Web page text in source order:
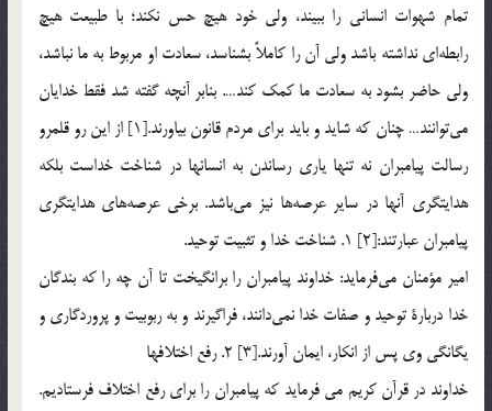
تمام شهوات انساني را ببيند، ولي خود هيچ حس نكند؛ با طبيعت هيچ
رابطه‌اي نداشته باشد ولي آن را كاملاً بشناسد، سعادت او مربوط به ما نباشد،
ولي حاضر بشود به سعادت ما كمك كند…. بنابر آنچه گفته شد فقط خدايان
مي‌توانند… چنان كه شايد و بايد براي مردم قانون بياورند.[1] از اين رو قلمرو
رسالت پيامبران نه تنها ياري رساندن به انسانها در شناخت خداست بلكه
هدايتگري آنها در ساير عرصه‎ها نيز مي‎باشد. برخي عرصه‎هاي هدايتگري
پيامبران عبارتند:[2] 1. شناخت خدا و تثبيت توحيد.
امير مؤمنان مي‎فرمايد: خداوند پيامبران را برانگيخت تا آن چه را كه بندگان
خدا دربارة توحيد و صفات خدا نمي‎دانند، فراگيرند و به ربوبيت و پروردگاري و
يگانگي وي پس از انكار، ايمان آورند.[3] 2. رفع اختلافها
خداوند در قرآن كريم می فرمايد كه پيامبران را براي رفع اختلاف فرستاديم.